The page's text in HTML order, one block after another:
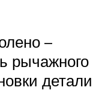
–
рычажного
детали